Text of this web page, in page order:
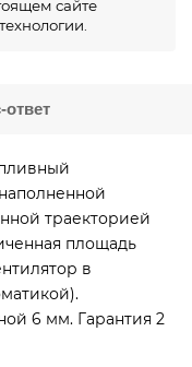
сайте
траекторией
площадь
в
6 мм. Гарантия 2